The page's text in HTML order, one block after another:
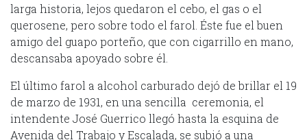
larga historia, lejos quedaron el cebo, el gas o el
querosene, pero sobre todo el farol. Éste fue el buen
amigo del guapo porteño, que con cigarrillo en mano,
descansaba apoyado sobre él.
El último farol a alcohol carburado dejó de brillar el 19
de marzo de 1931, en una sencilla ceremonia, el
intendente José Guerrico llegó hasta la esquina de
Avenida del Trabajo y Escalada, se subió a una